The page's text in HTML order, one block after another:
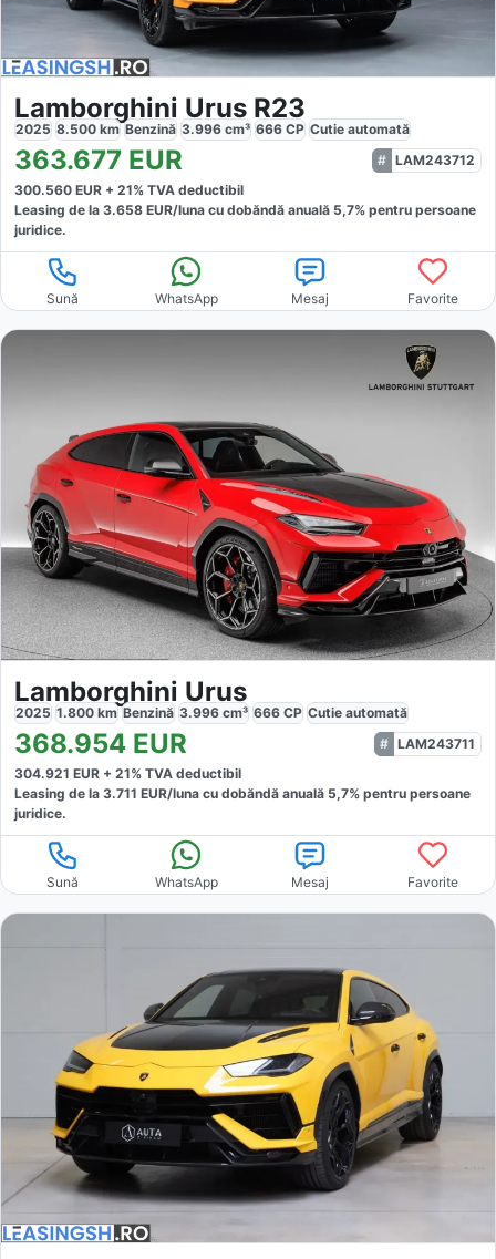
Lamborghini Urus R23
2025 8.500 km Benzină 3.996 cm³ 666 CP Cutie automată
363.677 EUR
LAM243712
300.560 EUR + 21% TVA deductibil
Leasing de la 3.658 EUR/luna cu dobăndă anuală 5,7% pentru persoane
juridice.
Sună WhatsApp Mesaj Favorite
Lamborghini Urus
2025 1.800 km Benzină 3.996 cm³ 666 CP Cutie automată
368.954 EUR
LAM243711
304.921 EUR + 21% TVA deductibil
Leasing de la 3.711 EUR/luna cu dobăndă anuală 5,7% pentru persoane
juridice.
Sună WhatsApp Mesaj Favorite